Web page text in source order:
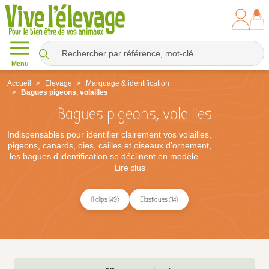
Menu
Accueil Elevage
Marquage & identification
Bagues pigeons, volailles
Bagues pigeons, volailles
Indispensables pour identifier clairement vos volailles,
pigeons, canards, oies, cailles et oiseaux d'ornement,
les bagues d'identification se déclinent en modèles à
clip rigides ou élastiques souples, dans de nombreux
chaque espèce et à chaque stade de vie.
Numérotation laser indélébile, code couleur par lot,
séries d'année ou bagues simples de marquage :
Lire plus
A clips (49) Elastiques (14)